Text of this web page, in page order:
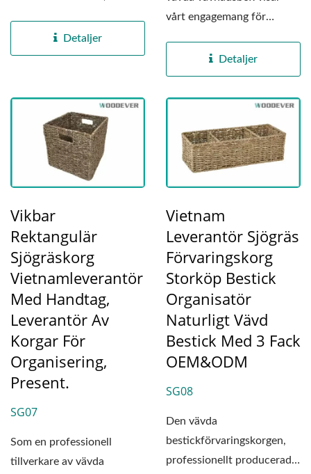
produktion...Detaljer
vårt engagemang för
miljövänliga...Detaljer
Vikbar
Rektangulär
Sjögräskorg
Vietnamleverantör
Med Handtag,
Leverantör Av
Korgar För
Organisering,
Present.
SG07
Som en professionell
tillverkare av vävda
Vietnam
Leverantör Sjögräs
Förvaringskorg
Storköp Bestick
Organisatör
Naturligt Vävd
Bestick Med 3 Fack
OEM&ODM
SG08
Den vävda
bestickförvaringskorgen,
professionellt producerad